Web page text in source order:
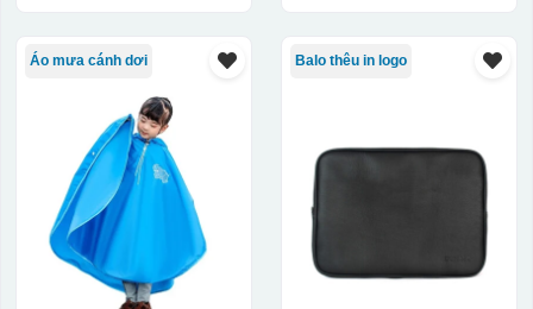
lại mực in logo dính chết lên gốm sứ [gallery link="file"
Áo mưa cánh dơi Balo thêu in logo